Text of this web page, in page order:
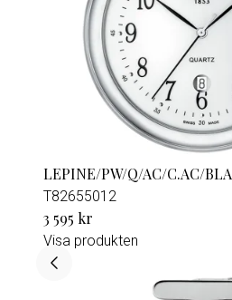
LEPINE/PW/Q/AC/C.AC/BLA
T82655012
3 595 kr
Visa produkten